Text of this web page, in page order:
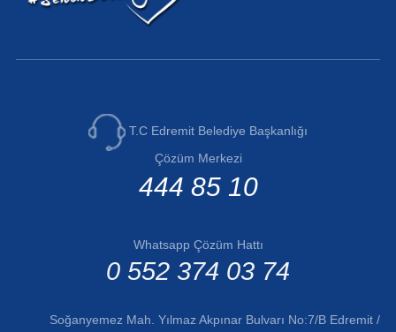
T.C Edremit Belediye Başkanlığı
Çözüm Merkezi
444 85 10
Whatsapp Çözüm Hattı
0 552 374 03 74
Soğanyemez Mah. Yılmaz Akpınar Bulvarı No:7/B Edremit /